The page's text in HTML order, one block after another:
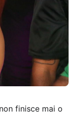
finisce mai o